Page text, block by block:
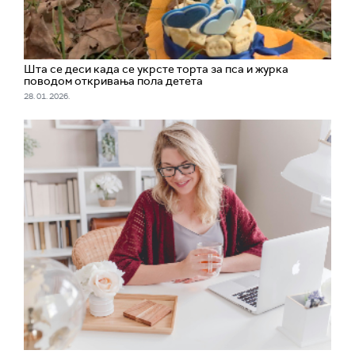
Шта се деси када се укрсте торта за пса и журка
поводом откривања пола детета
28. 01. 2026.